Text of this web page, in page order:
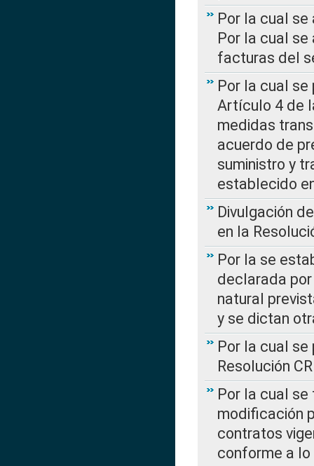
Por la cual se
Por la cual
facturas del
Por la cual
Artículo 4 de
medidas
acuerdo de
suministro y
establecido
Divulgación
en la
Por la se
declarada
natural
y se dictan
Por la cual
Resolución
Por la cual
modificación
contratos
conforme a lo